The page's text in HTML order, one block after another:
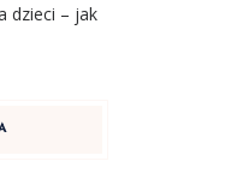
dzieci – jak